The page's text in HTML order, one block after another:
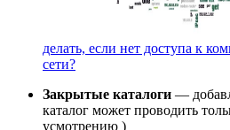
делать, если нет доступа к
сети?
Закрытые каталоги —
каталог может проводить
усмотрению )